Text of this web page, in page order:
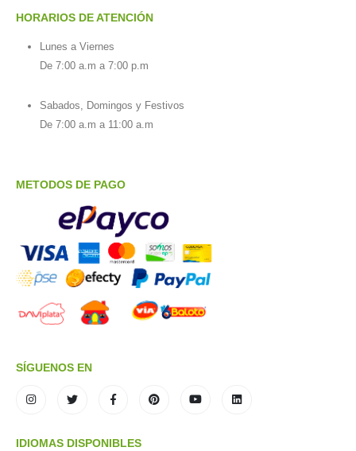
HORARIOS DE ATENCIÓN
Lunes a Viernes
De 7:00 a.m a 7:00 p.m
Sabados, Domingos y Festivos
De 7:00 a.m a 11:00 a.m
METODOS DE PAGO
SÍGUENOS EN
IDIOMAS DISPONIBLES